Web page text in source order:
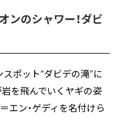
ンのシャワー！ダビ
ポット“ダビデの滝”に
を飛んでいくヤギの姿
エン・ゲディを名付けら